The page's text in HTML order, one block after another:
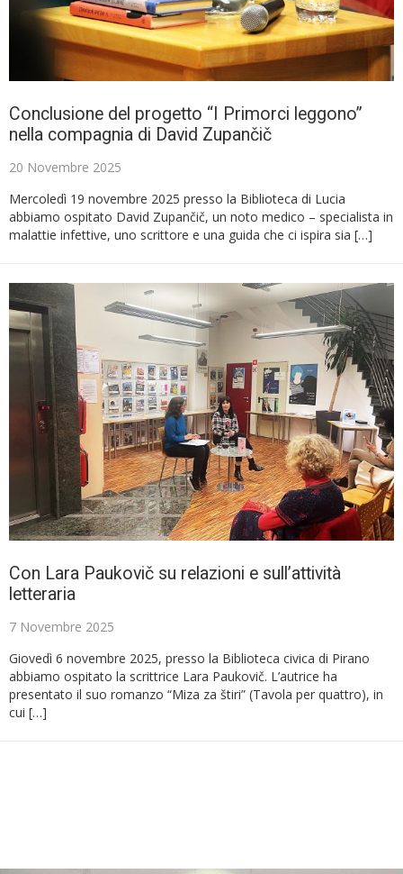
Conclusione del progetto “I Primorci leggono”
nella compagnia di David Zupančič
20 Novembre 2025
Mercoledì 19 novembre 2025 presso la Biblioteca di Lucia
abbiamo ospitato David Zupančič, un noto medico – specialista in
malattie infettive, uno scrittore e una guida che ci ispira sia […]
Con Lara Paukovič su relazioni e sull’attività
letteraria
7 Novembre 2025
Giovedì 6 novembre 2025, presso la Biblioteca civica di Pirano
abbiamo ospitato la scrittrice Lara Paukovič. L’autrice ha
presentato il suo romanzo “Miza za štiri” (Tavola per quattro), in
cui […]